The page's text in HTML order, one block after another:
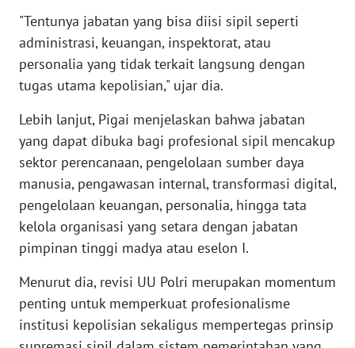
"Tentunya jabatan yang bisa diisi sipil seperti
administrasi, keuangan, inspektorat, atau
personalia yang tidak terkait langsung dengan
tugas utama kepolisian," ujar dia.
Lebih lanjut, Pigai menjelaskan bahwa jabatan
yang dapat dibuka bagi profesional sipil mencakup
sektor perencanaan, pengelolaan sumber daya
manusia, pengawasan internal, transformasi digital,
pengelolaan keuangan, personalia, hingga tata
kelola organisasi yang setara dengan jabatan
pimpinan tinggi madya atau eselon I.
Menurut dia, revisi UU Polri merupakan momentum
penting untuk memperkuat profesionalisme
institusi kepolisian sekaligus mempertegas prinsip
BANTEN
WN
NTT
WN
KEPRI
WN
PAPUA
WN
PAPUA
RIAU